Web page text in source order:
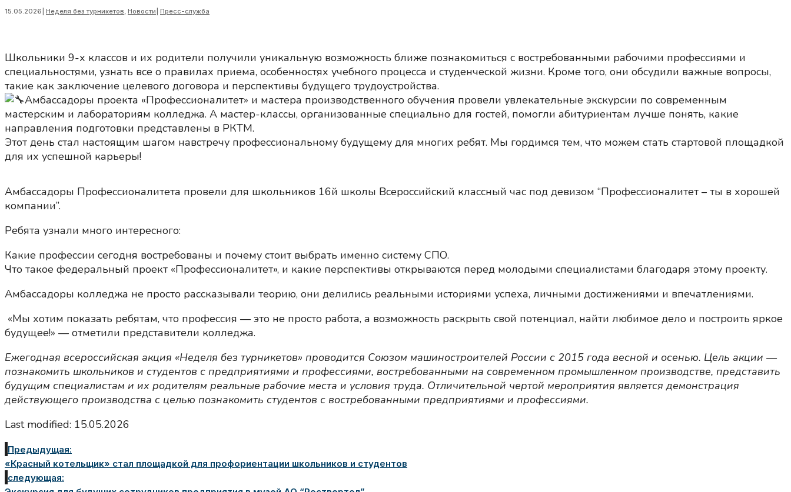
15.05.2026 Неделя без турникетов, Новости Пресс-служба
Школьники 9-х классов и их родители получили уникальную возможность ближе познакомиться с востребованными рабочими профессиями и
специальностями, узнать все о правилах приема, особенностях учебного процесса и студенческой жизни. Кроме того, они обсудили важные вопросы,
такие как заключение целевого договора и перспективы будущего трудоустройства.
Амбассадоры проекта «Профессионалитет» и мастера производственного обучения провели увлекательные экскурсии по современным
мастерским и лабораториям колледжа. А мастер-классы, организованные специально для гостей, помогли абитуриентам лучше понять, какие
направления подготовки представлены в РКТМ.
Этот день стал настоящим шагом навстречу профессиональному будущему для многих ребят. Мы гордимся тем, что можем стать стартовой площадкой
для их успешной карьеры!
Амбассадоры Профессионалитета провели для школьников 16й школы Всероссийский классный час под девизом “Профессионалитет – ты в хорошей
компании”.
Ребята узнали много интересного:
Какие профессии сегодня востребованы и почему стоит выбрать именно систему СПО.
Что такое федеральный проект «Профессионалитет», и какие перспективы открываются перед молодыми специалистами благодаря этому проекту.
Амбассадоры колледжа не просто рассказывали теорию, они делились реальными историями успеха, личными достижениями и впечатлениями.
«Мы хотим показать ребятам, что профессия — это не просто работа, а возможность раскрыть свой потенциал, найти любимое дело и построить яркое
будущее!» — отметили представители колледжа.
Ежегодная всероссийская акция «Неделя без турникетов» проводится Союзом машиностроителей России с 2015 года весной и осенью. Цель акции —
познакомить школьников и студентов с предприятиями и профессиями, востребованными на современном промышленном производстве, представить
будущим специалистам и их родителям реальные рабочие места и условия труда. Отличительной чертой мероприятия является демонстрация
действующего производства с целью познакомить студентов с востребованными предприятиями и профессиями.
Last modified: 15.05.2026
Предыдущая:
«Красный котельщик» стал площадкой для профориентации школьников и студентов
следующая: